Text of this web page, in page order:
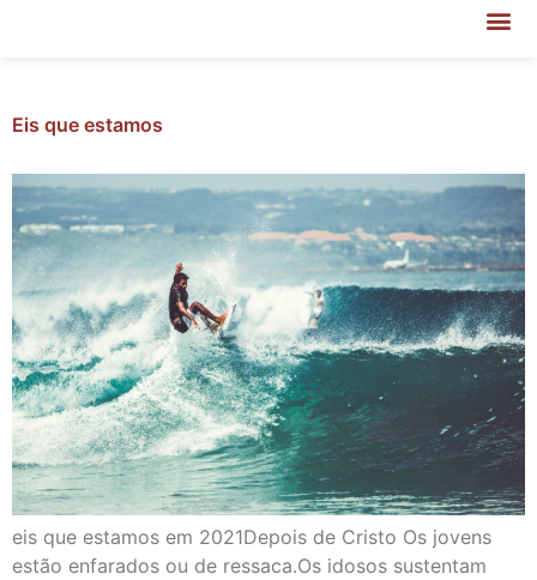
Eis que estamos
eis que estamos em 2021Depois de Cristo Os jovens
estão enfarados ou de ressaca.Os idosos sustentam